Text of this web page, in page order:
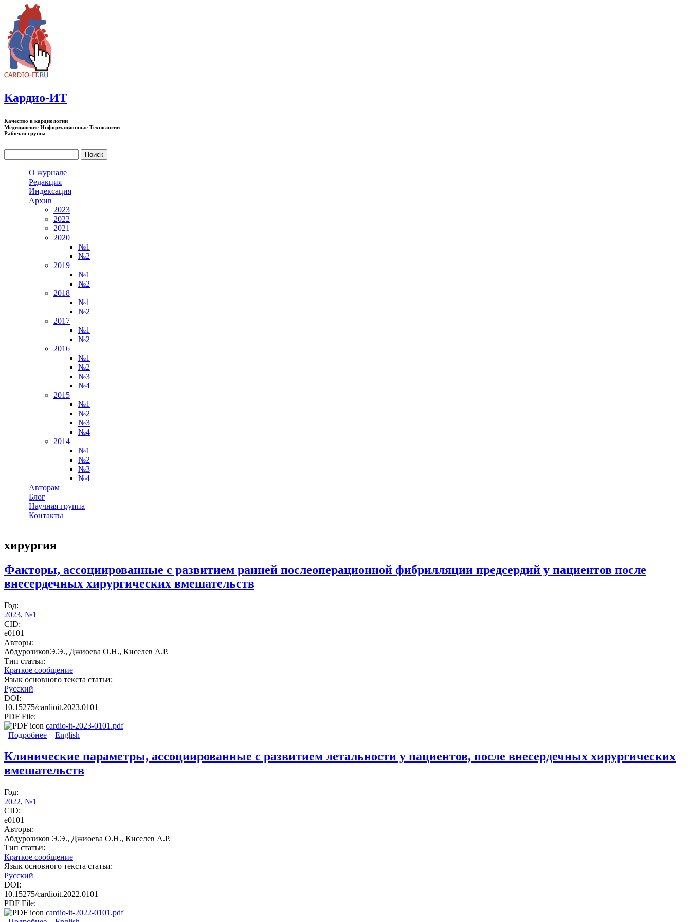
Перейти к основному содержанию
Кардио-ИТ
Качество в кардиологии
Медицинские Информационные Технологии
Рабочая группа
О журнале
Редакция
Индексация
Архив
2023
2022
2021
2020
№1
№2
2019
№1
№2
2018
№1
№2
2017
№1
№2
2016
№1
№2
№3
№4
2015
№1
№2
№3
№4
2014
№1
№2
№3
№4
Авторам
Блог
Научная группа
Контакты
хирургия
Факторы, ассоциированные с развитием ранней послеоперационной фибрилляции предсердий у пациентов после
внесердечных хирургических вмешательств
Год:
2023, №1
CID:
e0101
Авторы:
АбдурозиковЭ.Э., Джиоева О.Н., Киселев А.Р.
Тип статьи:
Краткое сообщение
Язык основного текста статьи:
Русский
DOI:
10.15275/cardioit.2023.0101
PDF File:
cardio-it-2023-0101.pdf
Подробнее о Факторы, ассоциированные с развитием ранней послеоперационной фибрилляции предсердий у пациентов после внесердечных хирургических вмешательств
English
Клинические параметры, ассоциированные с развитием летальности у пациентов, после внесердечных хирургических
вмешательств
Год:
2022, №1
CID:
e0101
Авторы:
Абдурозиков Э.Э., Джиоева О.Н., Киселев А.Р.
Тип статьи:
Краткое сообщение
Язык основного текста статьи:
Русский
DOI:
10.15275/cardioit.2022.0101
PDF File:
cardio-it-2022-0101.pdf